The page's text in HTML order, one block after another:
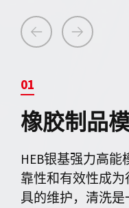
01
橡胶制品
HEB银基强力高
靠性和有效性成
具的维护，清洗是